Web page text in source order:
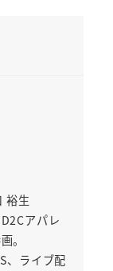
裕生
アパレ
。
、ライブ配